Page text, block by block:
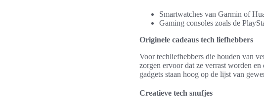
Smartwatches van Garmin of
Gaming consoles zoals de
Originele cadeaus tech liefhebbers
Voor techliefhebbers die houden van
zorgen ervoor dat ze verrast worden
gadgets staan hoog op de lijst van
Creatieve tech snufjes